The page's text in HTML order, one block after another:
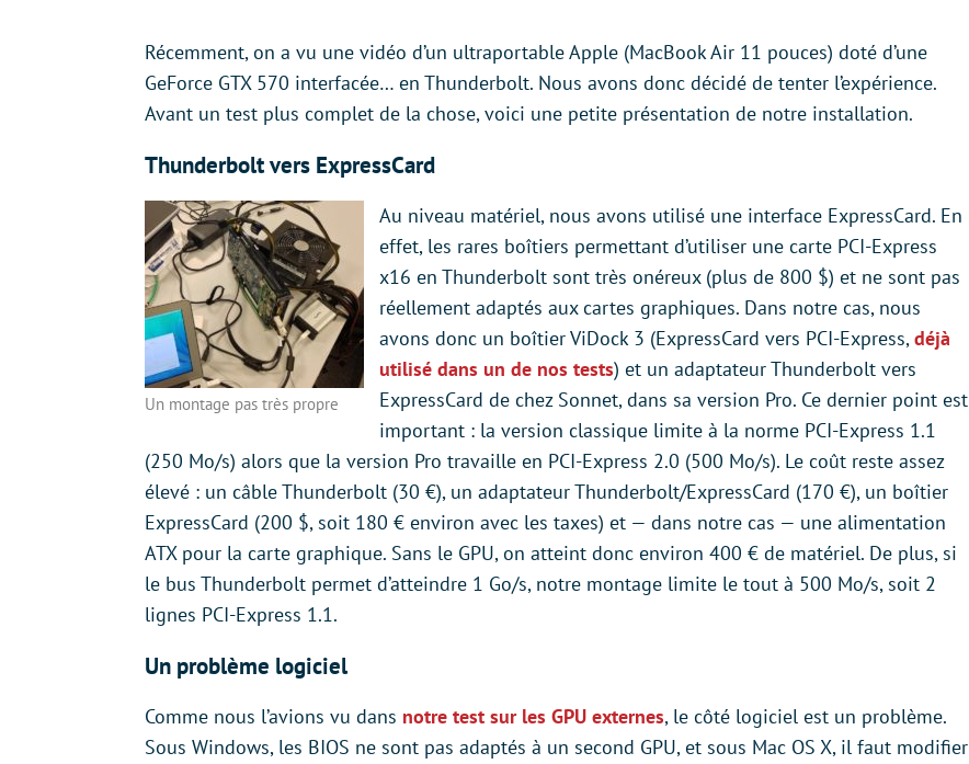
Récemment, on a vu une vidéo d’un ultraportable Apple (MacBook Air 11 pouces) doté d’une
GeForce GTX 570 interfacée… en Thunderbolt. Nous avons donc décidé de tenter l’expérience.
Avant un test plus complet de la chose, voici une petite présentation de notre installation.
Thunderbolt vers ExpressCard
Un montage pas très propre
Au niveau matériel, nous avons utilisé une interface ExpressCard. En
effet, les rares boîtiers permettant d’utiliser une carte PCI-Express
x16 en Thunderbolt sont très onéreux (plus de 800 $) et ne sont pas
réellement adaptés aux cartes graphiques. Dans notre cas, nous
avons donc un boîtier ViDock 3 (ExpressCard vers PCI-Express,déjà
utilisé dans un de nos tests) et un adaptateur Thunderbolt vers
ExpressCard de chez Sonnet, dans sa version Pro. Ce dernier point est
important : la version classique limite à la norme PCI-Express 1.1
(250 Mo/s) alors que la version Pro travaille en PCI-Express 2.0 (500 Mo/s). Le coût reste assez
élevé : un câble Thunderbolt (30 €), un adaptateur Thunderbolt/ExpressCard (170 €), un boîtier
ExpressCard (200 $, soit 180 € environ avec les taxes) et — dans notre cas — une alimentation
ATX pour la carte graphique. Sans le GPU, on atteint donc environ 400 € de matériel. De plus, si
le bus Thunderbolt permet d’atteindre 1 Go/s, notre montage limite le tout à 500 Mo/s, soit 2
lignes PCI-Express 1.1.
Un problème logiciel
Comme nous l’avions vu dans notre test sur les GPU externes, le côté logiciel est un problème.
Sous Windows, les BIOS ne sont pas adaptés à un second GPU, et sous Mac OS X, il faut modifier